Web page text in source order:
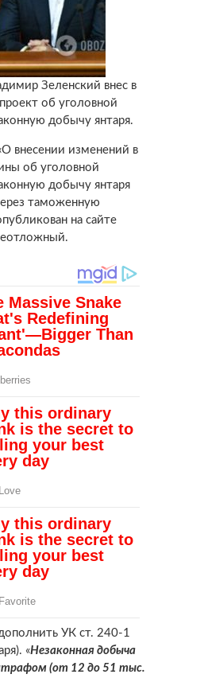
Зеленский внес в
об уголовной
добычу янтаря.
внесении изменений в
об уголовной
добычу янтаря
таможенную
на сайте
УК ст. 240-1
«Незаконная добыча
(от 12 до 51 тыс.